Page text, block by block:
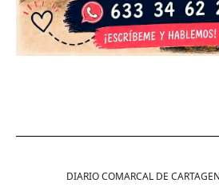
DIARIO COMARCAL DE